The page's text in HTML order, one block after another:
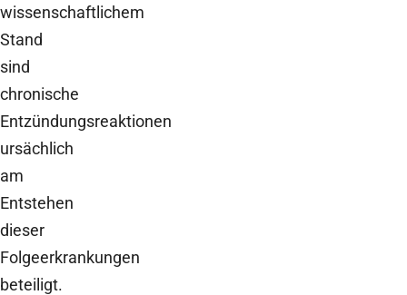
wissenschaftlichem
Stand
sind
chronische
Entzündungsreaktionen
ursächlich
am
Entstehen
dieser
Folgeerkrankungen
beteiligt.